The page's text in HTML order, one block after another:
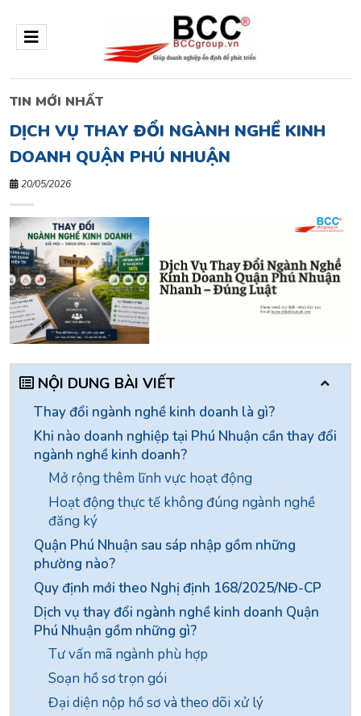
TIN MỚI NHẤT
DỊCH VỤ THAY ĐỔI NGÀNH NGHỀ KINH
DOANH QUẬN PHÚ NHUẬN
20/05/2026
NỘI DUNG BÀI VIẾT
Thay đổi ngành nghề kinh doanh là gì?
Khi nào doanh nghiệp tại Phú Nhuận cần thay đổi
ngành nghề kinh doanh?
Mở rộng thêm lĩnh vực hoạt động
Hoạt động thực tế không đúng ngành nghề
đăng ký
Quận Phú Nhuận sau sáp nhập gồm những
phường nào?
Quy định mới theo Nghị định 168/2025/NĐ-CP
Dịch vụ thay đổi ngành nghề kinh doanh Quận
Phú Nhuận gồm những gì?
Tư vấn mã ngành phù hợp
Soạn hồ sơ trọn gói
Đại diện nộp hồ sơ và theo dõi xử lý